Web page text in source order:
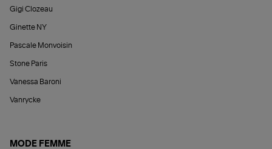
Gigi Clozeau
Ginette NY
Pascale Monvoisin
Stone Paris
Vanessa Baroni
Vanrycke
MODE FEMME